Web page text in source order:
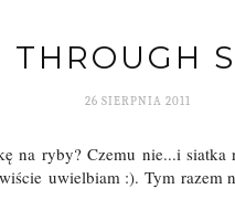
THROUGH
26 SIERPNIA 2011
na ryby? Czemu nie...i
uwielbiam :). Tym razem